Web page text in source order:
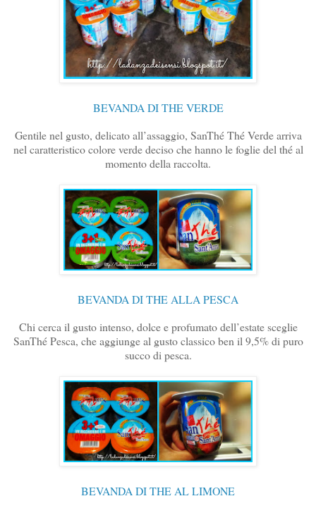
BEVANDA DI THE VERDE
Gentile nel gusto, delicato all’assaggio, SanThé Thé Verde arriva
nel caratteristico colore verde deciso che hanno le foglie del thé al
momento della raccolta.
BEVANDA DI THE ALLA PESCA
Chi cerca il gusto intenso, dolce e profumato dell’estate sceglie
SanThé Pesca, che aggiunge al gusto classico ben il 9,5% di puro
succo di pesca.
BEVANDA DI THE AL LIMONE